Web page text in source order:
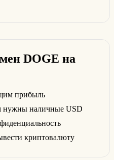
DOGE на
прибыль
нужны наличные USD
криптовалюту